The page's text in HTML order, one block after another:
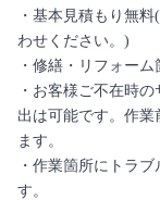
・基本見積もり無
わせください。)
・修繕・リフォー
・お客様ご不在時
出は可能です。作
ます。
・作業箇所にトラ
す。